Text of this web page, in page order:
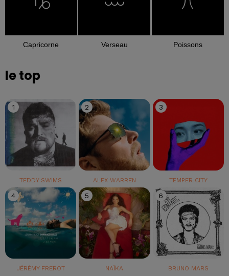
Capricorne Verseau Poissons
le top
1
TEDDY SWIMS
2
ALEX WARREN
3
TEMPER CITY
4
JÉRÉMY FREROT
5
NAÏKA
6
BRUNO MARS